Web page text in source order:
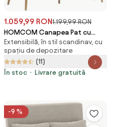
1.059,99 RON1.199,99 RON
HOMCOM Canapea Pat cu
Masuta Rasturnata si Picioare
din Lemn Masiv Gri deschis |
Aosom Romania
Extensibilă, în stil scandinav, cu
spațiu de depozitare
(11)
În stoc
Livrare gratuită
-9 %